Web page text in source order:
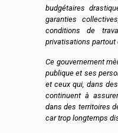
budgétaires
garanties
conditions de
privatisations partout
Ce gouvernement
publique et ses
et ceux qui, dans
continuent à
dans des territoires
car trop longtemps